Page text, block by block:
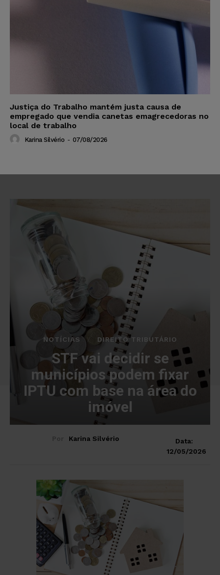
Justiça do Trabalho mantém justa causa de
empregado que vendia canetas emagrecedoras no
local de trabalho
Karina Silvério - 07/08/2026